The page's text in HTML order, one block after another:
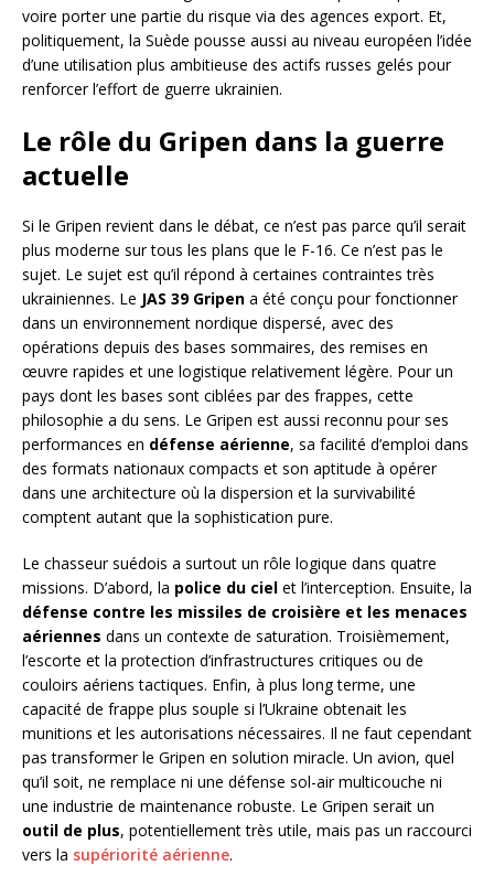
voire porter une partie du risque via des agences export. Et,
politiquement, la Suède pousse aussi au niveau européen l’idée
d’une utilisation plus ambitieuse des actifs russes gelés pour
renforcer l’effort de guerre ukrainien.
Le rôle du Gripen dans la guerre
actuelle
Si le Gripen revient dans le débat, ce n’est pas parce qu’il serait
plus moderne sur tous les plans que le F-16. Ce n’est pas le
sujet. Le sujet est qu’il répond à certaines contraintes très
ukrainiennes. Le JAS 39 Gripen a été conçu pour fonctionner
dans un environnement nordique dispersé, avec des
opérations depuis des bases sommaires, des remises en
œuvre rapides et une logistique relativement légère. Pour un
pays dont les bases sont ciblées par des frappes, cette
philosophie a du sens. Le Gripen est aussi reconnu pour ses
performances en défense aérienne, sa facilité d’emploi dans
des formats nationaux compacts et son aptitude à opérer
dans une architecture où la dispersion et la survivabilité
comptent autant que la sophistication pure.
Le chasseur suédois a surtout un rôle logique dans quatre
missions. D’abord, la police du ciel et l’interception. Ensuite, la
défense contre les missiles de croisière et les menaces
aériennes dans un contexte de saturation. Troisièmement,
l’escorte et la protection d’infrastructures critiques ou de
couloirs aériens tactiques. Enfin, à plus long terme, une
capacité de frappe plus souple si l’Ukraine obtenait les
munitions et les autorisations nécessaires. Il ne faut cependant
pas transformer le Gripen en solution miracle. Un avion, quel
qu’il soit, ne remplace ni une défense sol-air multicouche ni
une industrie de maintenance robuste. Le Gripen serait un
outil de plus, potentiellement très utile, mais pas un raccourci
vers la supériorité aérienne.